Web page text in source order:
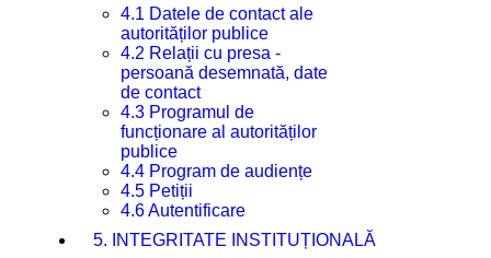
4.1 Datele de contact ale
autorităților publice
4.2 Relații cu presa -
persoană desemnată, date
de contact
4.3 Programul de
funcționare al autorităților
publice
4.4 Program de audiențe
4.5 Petiții
4.6 Autentificare
5. INTEGRITATE INSTITUȚIONALĂ